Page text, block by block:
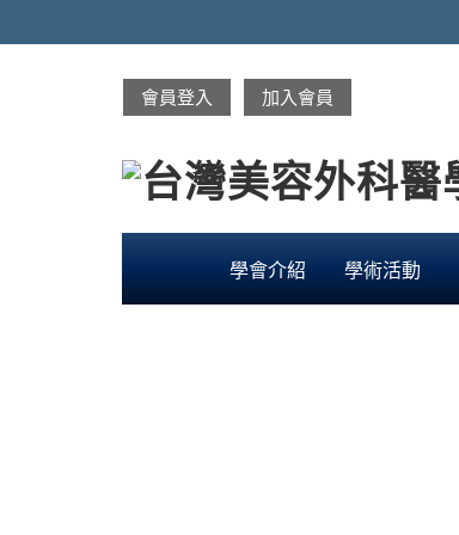
會員登入 加入會員
學會介紹 學術活動